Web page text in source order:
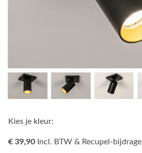
Kies je kleur:
€ 39,90 Incl. BTW & Recupel-bijdrage